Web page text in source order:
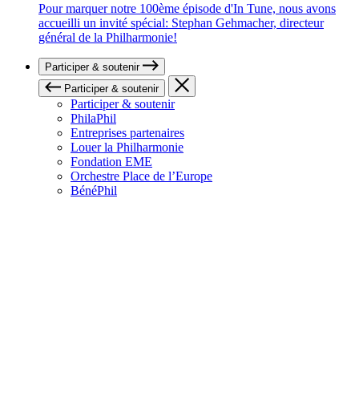
Pour marquer notre 100ème épisode d'In Tune, nous avons
accueilli un invité spécial: Stephan Gehmacher, directeur
général de la Philharmonie!
Participer & soutenir
Participer & soutenir
Participer & soutenir
PhilaPhil
Entreprises partenaires
Louer la Philharmonie
Fondation EME
Orchestre Place de l’Europe
BénéPhil